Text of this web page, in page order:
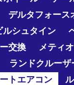
デルタフォース
ルシュタイン
交換 メティ
ランドクルーザ
トエアコン